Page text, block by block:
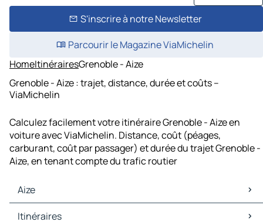
S'inscrire à notre Newsletter
Parcourir le Magazine ViaMichelin
HomeItinérairesGrenoble - Aize
Grenoble - Aize : trajet, distance, durée et coûts –
ViaMichelin
Calculez facilement votre itinéraire Grenoble - Aize en
voiture avec ViaMichelin. Distance, coût (péages,
carburant, coût par passager) et durée du trajet Grenoble -
Aize, en tenant compte du trafic routier
Aize
Aize Cartes et plans
Itinéraires